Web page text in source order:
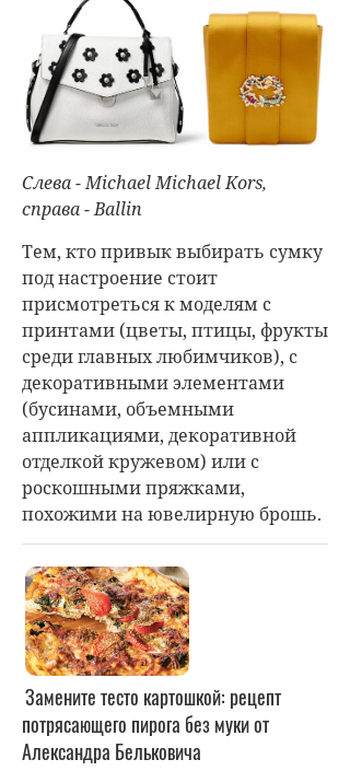
Слева - Michael Michael Kors,
справа - Ballin
Тем, кто привык выбирать сумку
под настроение стоит
присмотреться к моделям с
принтами (цветы, птицы, фрукты
среди главных любимчиков), с
декоративными элементами
(бусинами, объемными
аппликациями, декоративной
отделкой кружевом) или с
роскошными пряжками,
похожими на ювелирную брошь.